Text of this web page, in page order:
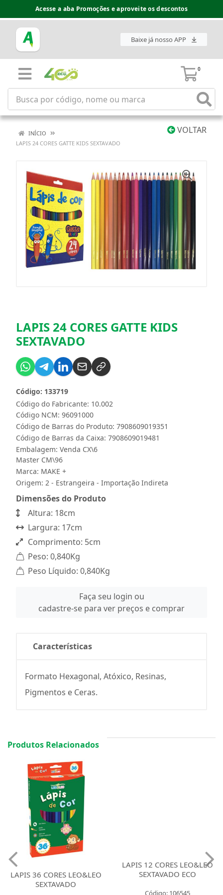
Acesse a aba Promoções e aproveite os descontos
Baixe já nosso APP
0
VOLTAR
INÍCIO
LAPIS 24 CORES GATTE KIDS SEXTAVADO
LAPIS 24 CORES GATTE KIDS
SEXTAVADO
Código do Fabricante: 10.002
Código: 133719
Código NCM: 96091000
Código de Barras do Produto: 7908609019351
Código de Barras da Caixa: 7908609019481
Embalagem: Venda CX\6
Master CM\96
Marca: MAKE +
Origem: 2 - Estrangeira - Importação Indireta
Dimensões do Produto
Altura: 18cm
Largura: 17cm
Comprimento: 5cm
Peso: 0,840Kg
Peso Líquido: 0,840Kg
Faça seu login ou
cadastre-se para ver preços e comprar
Características
Formato Hexagonal, Atóxico, Resinas,
Pigmentos e Ceras.
Produtos Relacionados
LAPIS 36 CORES LEO&LEO
SEXTAVADO
LAPIS 12 CORES LEO&LEO